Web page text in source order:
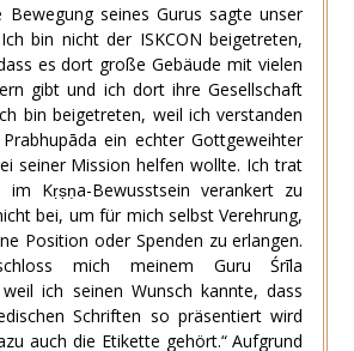
seines Gurus sagte unser
bin nicht der ISKCON beigetreten,
es dort große Gebäude mit vielen
gibt und ich dort ihre Gesellschaft
bin beigetreten, weil ich verstanden
ein echter Gottgeweihter
seiner Mission helfen wollte. Ich trat
Kṛṣṇa-Bewusstsein verankert zu
bei, um für mich selbst Verehrung,
Position oder Spenden zu erlangen.
mich meinem Guru Śrīla
ich seinen Wunsch kannte, dass
Schriften so präsentiert wird
auch die Etikette gehört.“ Aufgrund